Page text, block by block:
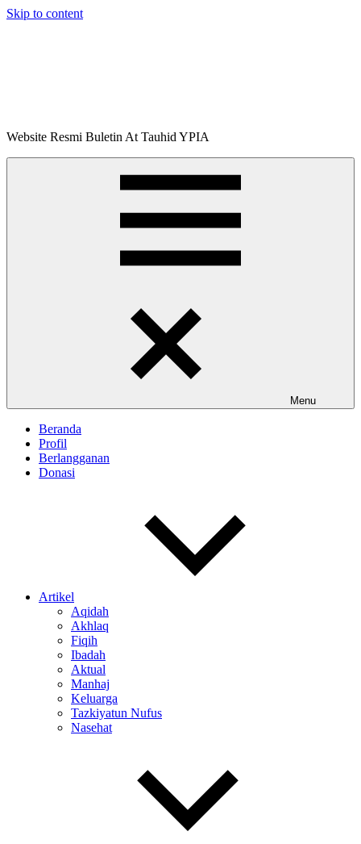
Skip to content
Buletin
Website Resmi Buletin At Tauhid YPIA
Menu
Beranda
Profil
Berlangganan
Donasi
Artikel
Aqidah
Akhlaq
Fiqih
Ibadah
Aktual
Manhaj
Keluarga
Tazkiyatun Nufus
Nasehat